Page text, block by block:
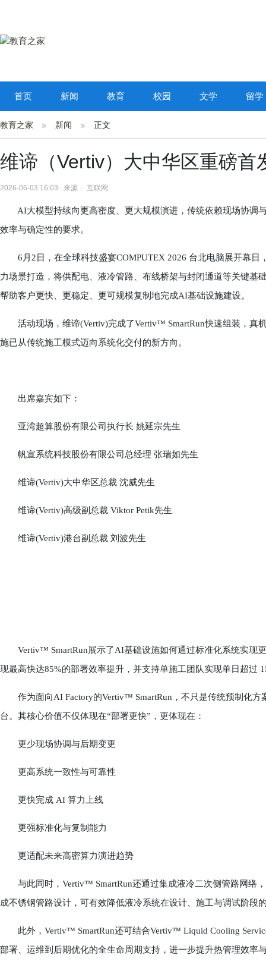
首页 新闻 教育 校园 文学 留学
教育之家 新闻 正文
维谛（Vertiv）大中华区重磅首
2026-06-03 16:03 来源： 互联网
AI大模型持续向更高密度、更大规模演进，传统依赖现场协调
效率与确定性的要求。
6月2日，在全球科技盛宴COMPUTEX 2026 台北电脑展开幕日
力场景打造，将供配电、液冷管路、布线桥架与封闭通道等关键基
帮助客户更快、更稳定、更可规模复制地完成AI基础设施建设。
活动现场，维谛(Vertiv)完成了Vertiv™ SmartRun快速组装，真
施已从传统施工模式迈向系统化交付的新方向。
出席嘉宾如下：
亚湾超算股份有限公司执行长 姚延宗先生
帆宣系统科技股份有限公司总经理 张瑞如先生
维谛(Vertiv)大中华区总裁 沈威先生
维谛(Vertiv)高级副总裁 Viktor Petik先生
维谛(Vertiv)港台副总裁 刘波先生
Vertiv™ SmartRun展示了AI基础设施如何通过标准化系统实现
现最高快达85%的部署效率提升，并支持单施工团队实现单日超过
作为面向AI Factory的Vertiv™ SmartRun，不只是传统预制化方
台。其核心价值不仅体现在“部署更快”，更体现在：
更少现场协调与后期变更
更高系统一致性与可靠性
更快完成 AI 算力上线
更强标准化与复制能力
更适配未来高密算力演进趋势
与此同时，Vertiv™ SmartRun还通过集成液冷二次侧管路网络
成不锈钢管路设计，可有效降低液冷系统在设计、施工与调试阶
此外，Vertiv™ SmartRun还可结合Vertiv™ Liquid Cooling
部署、运维到后期优化的全生命周期支持，进一步提升热管理效率